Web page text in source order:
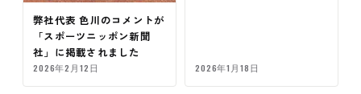
弊社代表 色川のコメントが
「スポーツニッポン新聞
社」に掲載されました
2026年2月12日 2026年1月18日